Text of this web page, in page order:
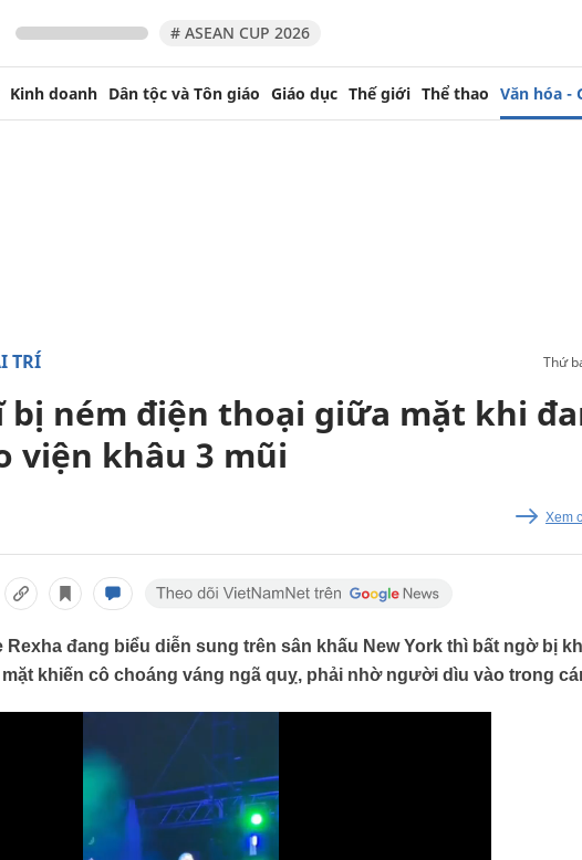
# ASEAN CUP 2026
Kinh doanh Dân tộc và Tôn giáo Giáo dục Thế giới Thể thao Văn hóa -
TRÍ thứ
bị ném điện thoại giữa mặt khi
viện khâu 3 mũi
Xem
Rexha đang biểu diễn sung trên sân khấu New York thì bất ngờ bị
khiến cô choáng váng ngã quỵ, phải nhờ người dìu vào trong